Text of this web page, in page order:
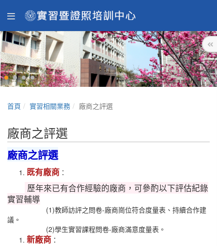
首頁 實習相關業務 廠商之評選
廠商之評選
廠商之評選
既有廠商 ：
歷年來已有合作經驗的廠商，可參酌以下評估紀錄
實習輔導
(1)教師訪評之問卷-廠商崗位符合度量表、持續合作建
議。
(2)學生實習課程問卷-廠商滿意度量表。
新廠商 ：